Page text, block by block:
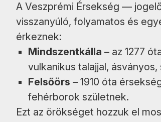
A Veszprémi Érsekség —
visszanyúló, folyamatos és
érkeznek:
Mindszentkálla – az 1277
vulkanikus talajjal,
Felsőörs – 1910 óta
fehérborok születnek.
Ezt az örökséget hozzuk el